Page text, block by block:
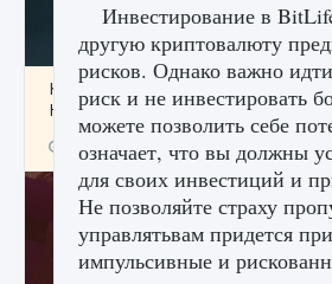
Как проверить статус сервера
Hawk Ops
9 августа 2024 1 286
Инвестирование в
другую криптовалюту
рисков. Однако важно
риск и не инвестировать
можете позволить себе
означает, что вы должны
для своих инвестиций и
Не позволяйте страху
управлятьвам придется
импульсивные и